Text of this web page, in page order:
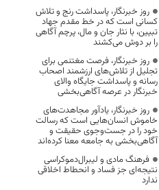
روز خبرنگار، پاسداشت رنج و تلاش
کسانی است که در خط مقدم جهاد
تبیین، با نثار جان و مال، پرچم آگاهی
را بر دوش می‌کشند
روز خبرنگار، فرصت مغتنمی برای
تجلیل از تلاش‌های ارزشمند اصحاب
رسانه و پاسداشت جایگاه والای
خبرنگار در عرصه آگاهی‌بخشی
روز خبرنگار، یادآور مجاهدت‌های
خاموش انسان‌هایی است که رسالت
خود را در جست‌وجوی حقیقت و
آگاهی‌بخشی به جامعه معنا کرده‌اند
فرهنگ مادی و لیبرال‌دموکراسی
نتیجه‌ای جز فساد و انحطاط اخلاقی
ندارد